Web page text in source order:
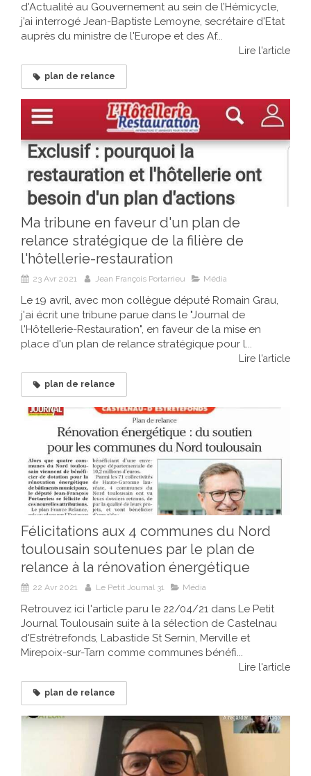
d'Actualité au Gouvernement au sein de l’Hémicycle,
j’ai interrogé Jean-Baptiste Lemoyne, secrétaire d'Etat
auprès du ministre de l'Europe et des Af...
Lire l'article
plan de relance
Ma tribune en faveur d'un plan de
relance stratégique de la filière de
l'hôtellerie-restauration
23 Avr 2021 Jean François Portarrieu Média
Le 19 avril, avec mon collègue député Romain Grau,
j'ai écrit une tribune parue dans le "Journal de
l'Hôtellerie-Restauration", en faveur de la mise en
place d'un plan de relance stratégique pour l...
Lire l'article
plan de relance
Félicitations aux 4 communes du Nord
toulousain soutenues par le plan de
relance à la rénovation énergétique
22 Avr 2021 Le Petit Journal 31 Média
Retrouvez ici l'article paru le 22/04/21 dans Le Petit
Journal Toulousain suite à la sélection de Castelnau
d'Estrétrefonds, Labastide St Sernin, Merville et
Mirepoix-sur-Tarn comme communes bénéfi...
Lire l'article
plan de relance